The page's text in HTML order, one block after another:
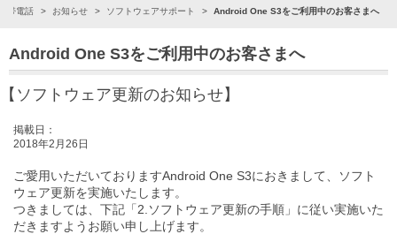
帯電話 お知らせ ソフトウェアサポート Android One S3をご利用中のお客さまへ
Android One S3をご利用中のお客さまへ
【ソフトウェア更新のお知らせ】
掲載日：
2018年2月26日
ご愛用いただいておりますAndroid One S3におきまして、ソフト
ウェア更新を実施いたします。
つきましては、下記 「2.ソフトウェア更新の手順」 に従い実施いた
だきますようお願い申し上げます。